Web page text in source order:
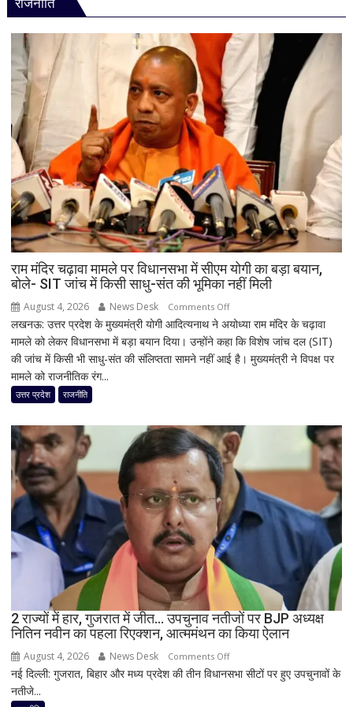
झारखंड
से
लेकर
महाराष्ट्र
और
पूर्वोत्तर
तक
आज
मूसलाधार
बारिश,
जानिए
दिल्ली
समेत
देशभर
का
राजनीति
राम मंदिर चढ़ावा मामले पर विधानसभा में सीएम योगी का बड़ा बयान,
बोले- SIT जांच में किसी साधु-संत की भूमिका नहीं मिली
August 4, 2026 News Desk Comments Offon
राम
मंदिर
चढ़ावा
में
सीएम
योगी
का
बड़ा
बयान,
बोले-
SIT
जांच
में
किसी
साधु-
संत
की
भूमिका
लखनऊ: उत्तर प्रदेश के मुख्यमंत्री योगी आदित्यनाथ ने अयोध्या राम मंदिर के चढ़ावा
मामले को लेकर विधानसभा में बड़ा बयान दिया। उन्होंने कहा कि विशेष जांच दल (SIT)
की जांच में किसी भी साधु-संत की संलिप्तता सामने नहीं आई है। मुख्यमंत्री ने विपक्ष पर
मामले को राजनीतिक रंग...
उत्तर प्रदेश राजनीति
2 राज्यों में हार, गुजरात में जीत… उपचुनाव नतीजों पर BJP अध्यक्ष
नितिन नवीन का पहला रिएक्शन, आत्ममंथन का किया ऐलान
August 4, 2026 News Desk Comments Offon
2
नई दिल्ली: गुजरात, बिहार और मध्य प्रदेश की तीन विधानसभा सीटों पर हुए उपचुनावों के
नतीजे...